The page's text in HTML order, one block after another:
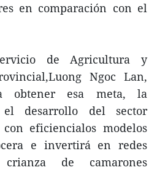
en comparación con el
de Agricultura y
Ngoc Lan,
obtener esa meta, la
el desarrollo del sector
eficiencialos modelos
e invertirá en redes
de camarones